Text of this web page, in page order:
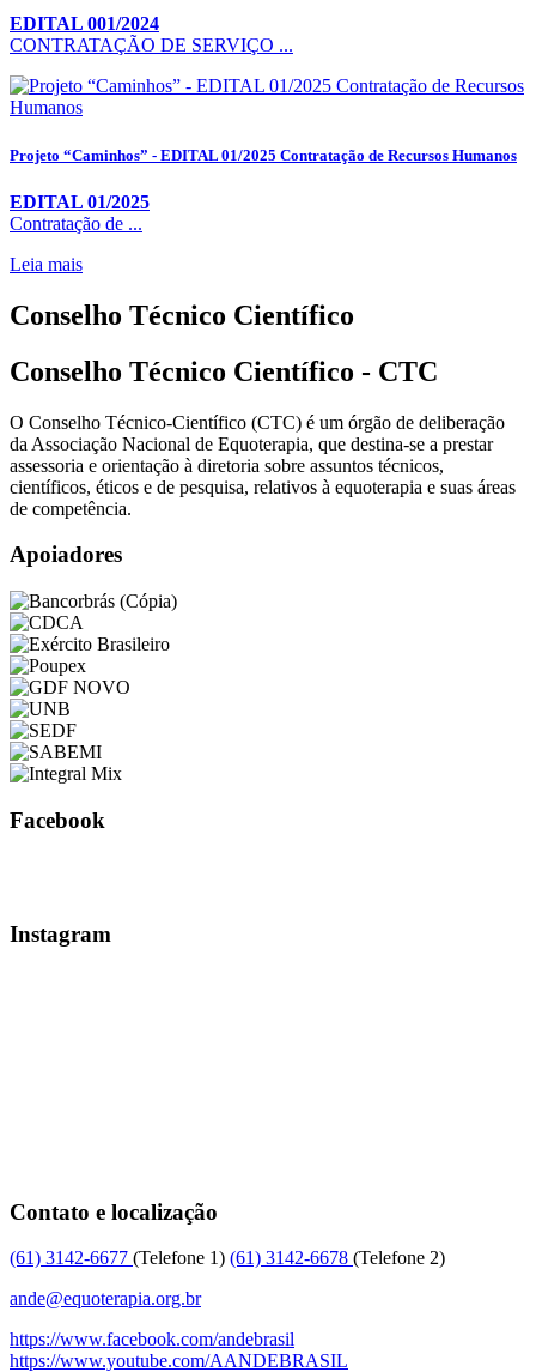
EDITAL 001/2024
CONTRATAÇÃO DE SERVIÇO ...
Projeto “Caminhos” - EDITAL 01/2025 Contratação de Recursos Humanos
EDITAL 01/2025
Contratação de ...
Leia mais
Conselho Técnico Científico
Conselho Técnico Científico - CTC
O Conselho Técnico-Científico (CTC) é um órgão de deliberação
da Associação Nacional de Equoterapia, que destina-se a prestar
assessoria e orientação à diretoria sobre assuntos técnicos,
científicos, éticos e de pesquisa, relativos à equoterapia e suas áreas
de competência.
Apoiadores
Facebook
Instagram
Contato e localização
(61) 3142-6677 (Telefone 1) (61) 3142-6678 (Telefone 2)
ande@equoterapia.org.br
https://www.facebook.com/andebrasil
https://www.youtube.com/AANDEBRASIL